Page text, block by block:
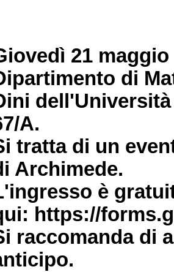
21
di
A.
tratta di un
Archimede.
è
https://
raccomanda di